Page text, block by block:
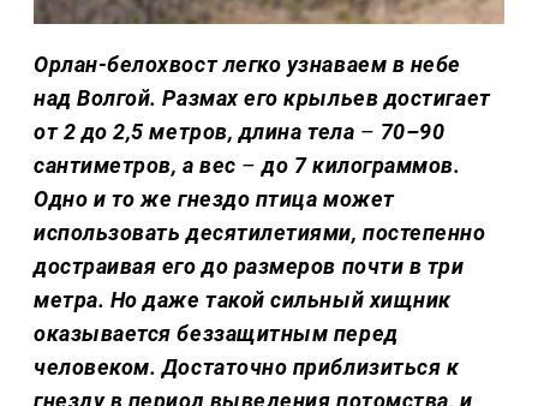
Орлан-белохвост легко узнаваем в небе
над Волгой. Размах его крыльев достигает
от 2 до 2,5 метров, длина тела – 70–90
сантиметров, а вес – до 7 килограммов.
Одно и то же гнездо птица может
использовать десятилетиями, постепенно
достраивая его до размеров почти в три
метра. Но даже такой сильный хищник
оказывается беззащитным перед
человеком. Достаточно приблизиться к
гнезду в период выведения потомства, и